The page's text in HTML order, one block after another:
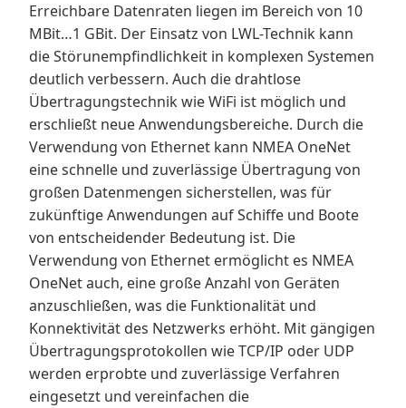
Erreichbare Datenraten liegen im Bereich von 10
MBit…1 GBit. Der Einsatz von LWL-Technik kann
die Störunempfindlichkeit in komplexen Systemen
deutlich verbessern. Auch die drahtlose
Übertragungstechnik wie WiFi ist möglich und
erschließt neue Anwendungsbereiche. Durch die
Verwendung von Ethernet kann NMEA OneNet
eine schnelle und zuverlässige Übertragung von
großen Datenmengen sicherstellen, was für
zukünftige Anwendungen auf Schiffe und Boote
von entscheidender Bedeutung ist. Die
Verwendung von Ethernet ermöglicht es NMEA
OneNet auch, eine große Anzahl von Geräten
anzuschließen, was die Funktionalität und
Konnektivität des Netzwerks erhöht. Mit gängigen
Übertragungsprotokollen wie TCP/IP oder UDP
werden erprobte und zuverlässige Verfahren
eingesetzt und vereinfachen die